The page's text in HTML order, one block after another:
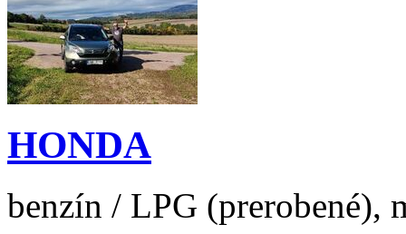
HONDA
benzín / LPG (prerobené),